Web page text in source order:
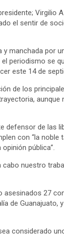
Virgilio
el sentir de
manchada por
periodismo se
este 14 de
de los
de las
con “la noble
pública”.
cabo nuestro
27
de Guanajuato,
considerado